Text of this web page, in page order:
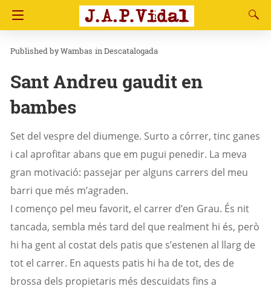
Wambas inDescatalogada
Sant Andreu gaudit en
bambes
Set del vespre del diumenge. Surto a córrer, tinc ganes
i cal aprofitar abans que em pugui penedir. La meva
gran motivació: passejar per alguns carrers del meu
barri que més m’agraden.
I començo pel meu favorit, el carrer d’en Grau. És nit
tancada, sembla més tard del que realment hi és, però
hi ha gent al costat dels patis que s’estenen al llarg de
tot el carrer. En aquests patis hi ha de tot, des de
brossa dels propietaris més descuidats fins a